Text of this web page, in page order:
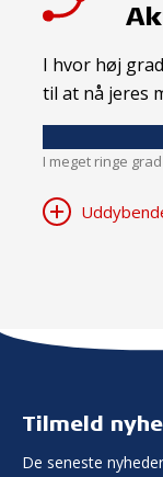
I hvor høj
til at nå jeres
I meget ringe grad
Tilmeld
De seneste